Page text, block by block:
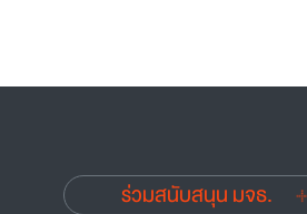
ร่วมสนับสนุน มจธ.